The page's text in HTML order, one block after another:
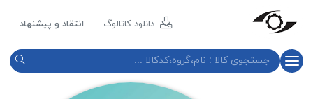
دانلود کاتالوگ انتقاد و پیشنهاد